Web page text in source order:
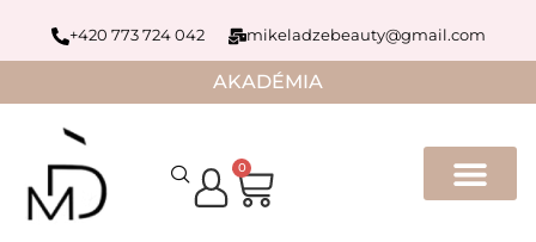
+420 773 724 042 mikeladzebeauty@gmail.com
AKADÉMIA
0